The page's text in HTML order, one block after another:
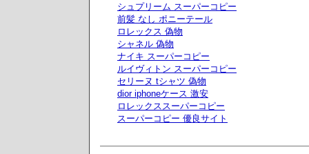
シュプリーム スーパーコピー
前髪 なし ポニーテール
ロレックス 偽物
シャネル 偽物
ナイキ スーパーコピー
ルイヴィトン スーパーコピー
セリーヌ tシャツ 偽物
dior iphoneケース 激安
ロレックススーパーコピー
スーパーコピー 優良サイト